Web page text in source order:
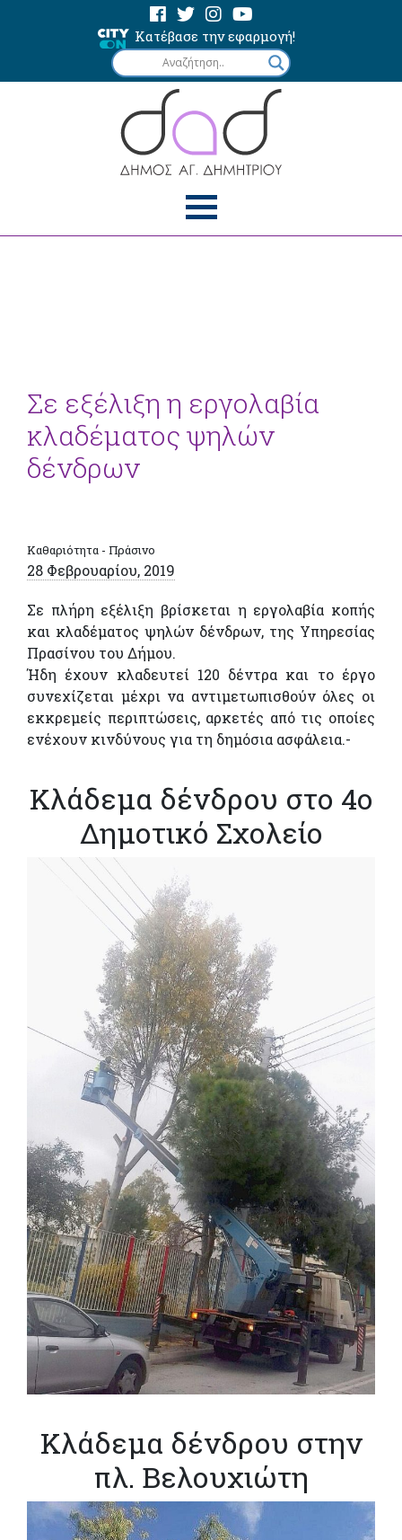
Κατέβασε την εφαρμογή!
Σε εξέλιξη η εργολαβία
κλαδέματος ψηλών
δένδρων
Καθαριότητα - Πράσινο
28 Φεβρουαρίου, 2019
Σε πλήρη εξέλιξη βρίσκεται η εργολαβία κοπής
και κλαδέματος ψηλών δένδρων, της Υπηρεσίας
Πρασίνου του Δήμου.
Ήδη έχουν κλαδευτεί 120 δέντρα και το έργο
συνεχίζεται μέχρι να αντιμετωπισθούν όλες οι
εκκρεμείς περιπτώσεις, αρκετές από τις οποίες
ενέχουν κινδύνους για τη δημόσια ασφάλεια.-
Κλάδεμα δένδρου στο 4ο
Δημοτικό Σχολείο
Κλάδεμα δένδρου στην
πλ. Βελουχιώτη